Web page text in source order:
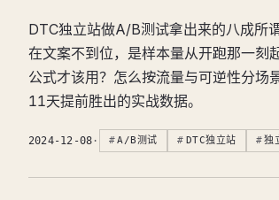
DTC独立站做A/B测试拿出来的八成所
在文案不到位，是样本量从开跑那一
公式才该用？怎么按流量与可逆性分
11天提前胜出的实战数据。
2024-12-08 · A/B测试 DTC独立站 独